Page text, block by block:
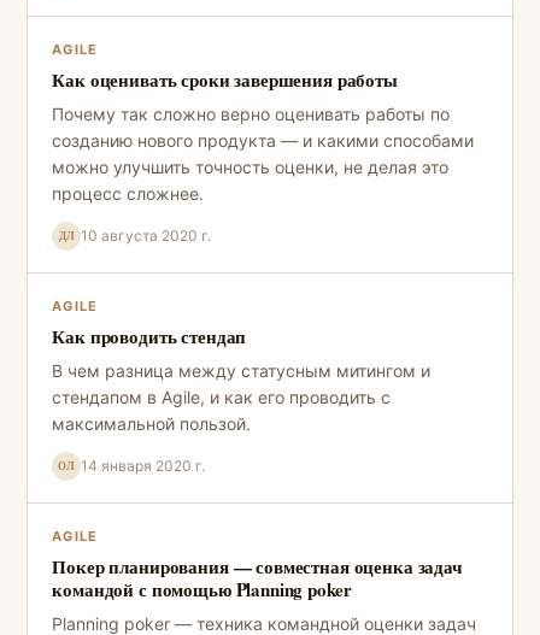
AGILE
Как оценивать сроки завершения работы
Почему так сложно верно оценивать работы по
созданию нового продукта — и какими способами
можно улучшить точность оценки, не делая это
процесс сложнее.
ДЛ 10 августа 2020 г.
AGILE
Как проводить стендап
В чем разница между статусным митингом и
стендапом в Agile, и как его проводить с
максимальной пользой.
ОЛ 14 января 2020 г.
AGILE
Покер планирования — совместная оценка задач
командой с помощью Planning poker
Planning poker — техника командной оценки задач